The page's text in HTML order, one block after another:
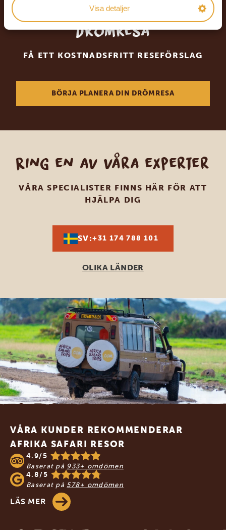
Visa detaljer
Låt oss skräddarsy din
drömresa
FÅ ETT KOSTNADSFRITT RESEFÖRSLAG
BÖRJA PLANERA DIN DRÖMRESA
Ring en av våra experter
VÅRA SPECIALISTER FINNS HÄR FÖR ATT
HJÄLPA DIG
SV:+31 174 788 101
OLIKA LÄNDER
VÅRA KUNDER REKOMMENDERAR
AFRIKA SAFARI RESOR
4.9/5
Baserat på 933+ omdömen
4.8/5
Baserat på 578+ omdömen
LÄS MER